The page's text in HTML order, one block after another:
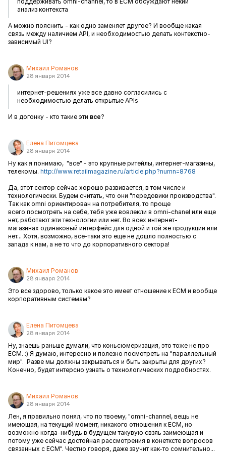
анализ контекста
А можно пояснить - как одно заменяет другое? И вообще какая
связь между наличием API, и необходимостью делать контекстно-
зависимый UI?
Михаил Романов
28 января 2014
интернет-решениях уже все давно согласились с
необходимостью делать открытые APIs
И в догонку - кто такие эти все?
Елена Питомцева
28 января 2014
Ну как я понимаю, "все" - это крупные ритейлы, интернет-магазины,
телекомы. http://www.retailmagazine.ru/article.php?numn=8768
Да, этот сектор сейчас хорошо развивается, в том числе и
технологически. Будем считать, что они "передовики производства".
Так как omni ориентирован на потребителя, то проще
всего посмотреть на себе, тебя уже вовлекли в omni-chanel или еще
нет, работают эти технологии или нет. Во всех интернет-
магазинах одинаковый интерфейс для одной и той же продукции или
нет... Хотя, возможно, все-таки это еще не дошло полностью с
запада к нам, а не то что до корпоративного сектора!
Михаил Романов
28 января 2014
Это все здорово, только какое это имеет отношение к ECM и вообще
корпоративным системам?
Елена Питомцева
28 января 2014
Ну, знаешь раньше думали, что коньсюмеризация, это тоже не про
ECM. :) Я думаю, интересно и полезно посмотреть на "параллельный
мир". Разве мы должны закрываться и быть закрыты для других?
Конечно, будет интерсно узнать о технологических подробностях.
Михаил Романов
28 января 2014
Лен, я правильно понял, что по твоему, "omni-channel, вещь не
имеющая, на текущий момент, никакого отношения к ECM, но
возможно когда-нибудь в будущем такувую свзяь заимеющая и
потому уже сейчас достойная рассмотрения в конетксте вопросов
связанных с ECM". Честно говоря, даже звучит как-то сомнительно...